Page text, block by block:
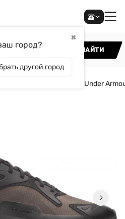
✖
город?
другой город
НАЙТИ
Кроссовки Under